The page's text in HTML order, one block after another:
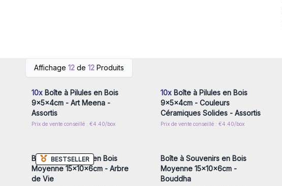
Affichage 12 de 12 Produits
vous pour accéder aux prix de
gros
10x Boîte à Pilules en Bois
9x5x4cm - Art Meena -
Assortis
Prix de vente conseillé : €4.40/box
10xBoîte à Pilules en Bois
9x5x4cm - Couleurs
Céramiques Solides - Assortis
Prix de vente conseillé : €4.40/box
BESTSELLER
Connectez-vous ou inscrivez-
Boîte à Souvenirs en Bois
Moyenne 15x10x6cm - Arbre
de Vie
Connectez-vous ou inscrivez-
Boîte à Souvenirs en Bois
Moyenne 15x10x6cm -
Bouddha